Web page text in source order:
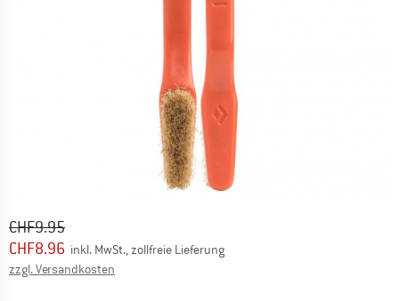
Ursprünglicher Preis :
CHF9.95
Preis:
CHF8.96 inkl. MwSt., zollfreie Lieferung
zzgl. Versandkosten